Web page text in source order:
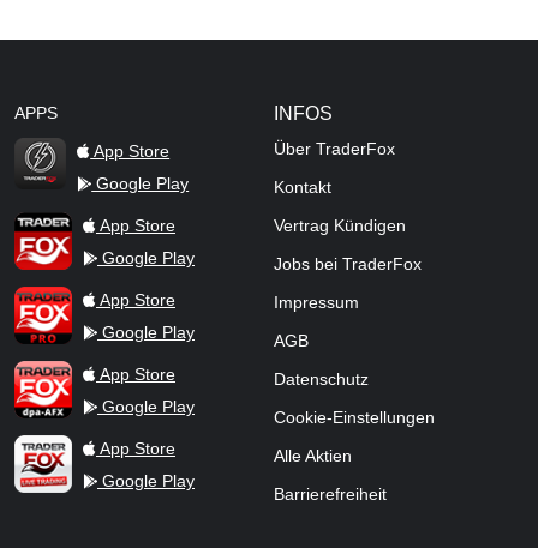
APPS
TraderFox Flash
App Store
Google Play
TraderFox AppApp Store
Google Play
TraderFox ProApp Store
Google Play
TraderFox dpa-AFX ProFeed
App Store
Google Play
TraderFox Live Trading
App Store
Google Play
INFOS
Über TraderFox
Kontakt
Vertrag Kündigen
Jobs bei TraderFox
Impressum
AGB
Datenschutz
Cookie-Einstellungen
Alle Aktien
Barrierefreiheit